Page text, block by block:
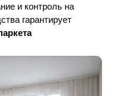
и контроль на
гарантирует